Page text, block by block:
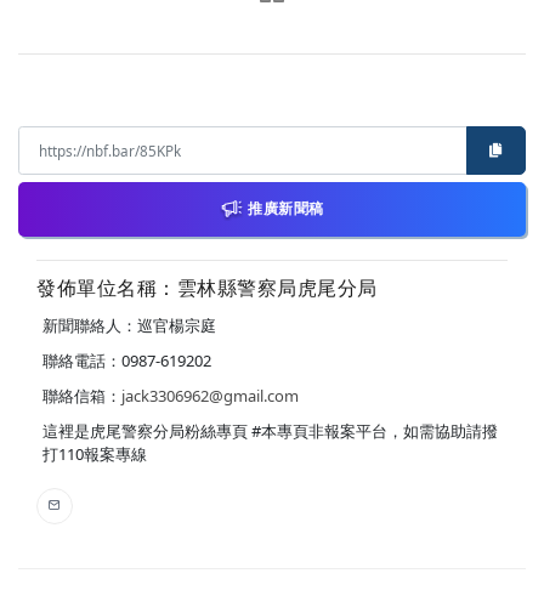
推廣新聞稿
發佈單位名稱：雲林縣警察局虎尾分局
新聞聯絡人：巡官楊宗庭
聯絡電話：0987-619202
聯絡信箱： jack3306962@gmail.com
這裡是虎尾警察分局粉絲專頁 #本專頁非報案平台，如需協助請撥
打110報案專線